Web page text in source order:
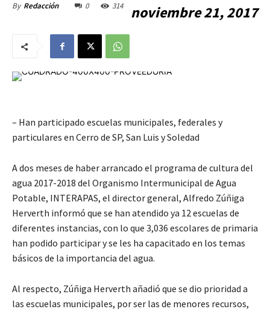
By Redacción noviembre 21, 2017
0 314
– Han participado escuelas municipales, federales y
particulares en Cerro de SP, San Luis y Soledad
A dos meses de haber arrancado el programa de cultura del
agua 2017-2018 del Organismo Intermunicipal de Agua
Potable, INTERAPAS, el director general, Alfredo Zúñiga
Herverth informó que se han atendido ya 12 escuelas de
diferentes instancias, con lo que 3,036 escolares de primaria
han podido participar y se les ha capacitado en los temas
básicos de la importancia del agua.
Al respecto, Zúñiga Herverth añadió que se dio prioridad a
las escuelas municipales, por ser las de menores recursos,